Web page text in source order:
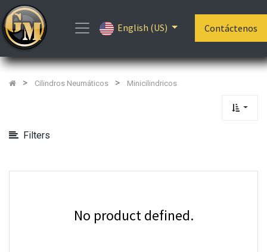
English (US) Contáctenos
Cilindros Neumáticos Minicilindricos
Filters
Show
Categories
No product defined.